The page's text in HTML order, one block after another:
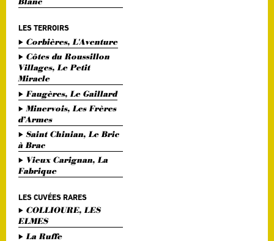
LES TERROIRS
Corbières, L'Aventure
Côtes du Roussillon
Villages, Le Petit
Miracle
Faugères, Le Gaillard
Minervois, Les Frères
d’Armes
Saint Chinian, Le Bric
à Brac
Vieux Carignan, La
Fabrique
LES CUVÉES RARES
COLLIOURE, LES
ELMES
La Ruffe